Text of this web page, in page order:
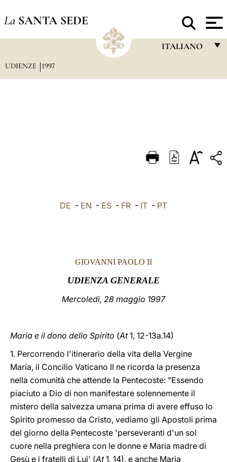
La SANTA SEDE
ITALIANO
DEUTSCH
العربيّة
UDIENZE 1997
DE - EN - ES - FR - IT - PT
GIOVANNI PAOLO II
UDIENZA GENERALE
Mercoledì, 28 maggio 1997
Maria e il dono dello Spirito (At1, 12-13a.14)
1. Percorrendo l'itinerario della vita della Vergine
Maria, il Concilio Vaticano II ne ricorda la presenza
nella comunità che attende la Pentecoste: "Essendo
piaciuto a Dio di non manifestare solennemente il
mistero della salvezza umana prima di avere effuso lo
Spirito promesso da Cristo, vediamo gli Apostoli prima
del giorno della Pentecoste 'perseveranti d'un sol
cuore nella preghiera con le donne e Maria madre di
Gesù e i fratelli di Lui' (At1, 14), e anche Maria